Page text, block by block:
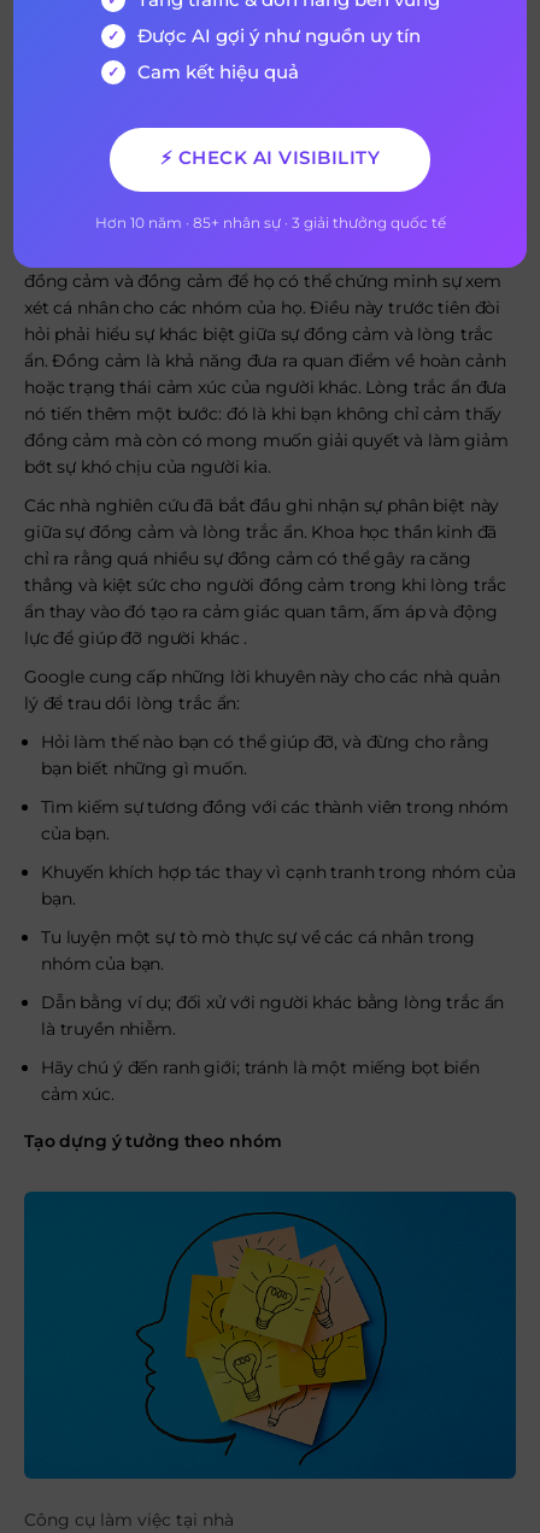
Tổ chức cần họ làm gì?
Họ muốn loại hỗ trợ phát triển nghề nghiệp nào?
Điều gì sẽ giúp người này cảm thấy có giá trị?
Hiểu được cảm xúc và lòng trắc ẩn
đồng cảm và đồng cảm để họ có thể chứng minh sự xem
xét cá nhân cho các nhóm của họ. Điều này trước tiên đòi
hỏi phải hiểu sự khác biệt giữa sự đồng cảm và lòng trắc
ẩn. Đồng cảm là khả năng đưa ra quan điểm về hoàn cảnh
hoặc trạng thái cảm xúc của người khác. Lòng trắc ẩn đưa
nó tiến thêm một bước: đó là khi bạn không chỉ cảm thấy
đồng cảm mà còn có mong muốn giải quyết và làm giảm
bớt sự khó chịu của người kia.
Các nhà nghiên cứu đã bắt đầu ghi nhận sự phân biệt này
giữa sự đồng cảm và lòng trắc ẩn. Khoa học thần kinh đã
chỉ ra rằng quá nhiều sự đồng cảm có thể gây ra căng
thẳng và kiệt sức cho người đồng cảm trong khi lòng trắc
ẩn thay vào đó tạo ra cảm giác quan tâm, ấm áp và động
lực để giúp đỡ người khác .
Google cung cấp những lời khuyên này cho các nhà quản
lý để trau dồi lòng trắc ẩn:
Hỏi làm thế nào bạn có thể giúp đỡ, và đừng cho rằng
bạn biết những gì muốn.
Tìm kiếm sự tương đồng với các thành viên trong nhóm
của bạn.
Khuyến khích hợp tác thay vì cạnh tranh trong nhóm của
bạn.
Tu luyện một sự tò mò thực sự về các cá nhân trong
nhóm của bạn.
Dẫn bằng ví dụ; đối xử với người khác bằng lòng trắc ẩn
là truyền nhiễm.
Hãy chú ý đến ranh giới; tránh là một miếng bọt biển
cảm xúc.
Tạo dựng ý tưởng theo nhóm
Công cụ làm việc tại nhà
Được AI gợi ý như nguồn uy tín
Cam kết hiệu quả
⚡ CHECK AI VISIBILITY
Hơn 10 năm · 85+ nhân sự · 3 giải thưởng quốc tế